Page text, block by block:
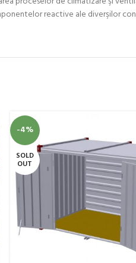
reactive ale diverşilor
-4%
SOLD
OUT